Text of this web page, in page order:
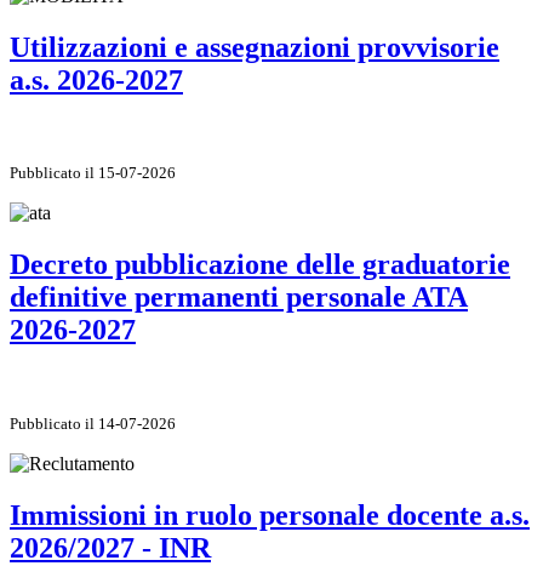
Utilizzazioni e assegnazioni provvisorie
a.s. 2026-2027
Pubblicato il 15-07-2026
Decreto pubblicazione delle graduatorie
definitive permanenti personale ATA
2026-2027
Pubblicato il 14-07-2026
Immissioni in ruolo personale docente a.s.
2026/2027 - INR